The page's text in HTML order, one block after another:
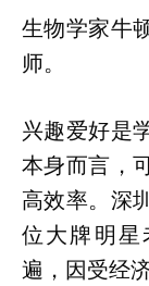
生物学家牛
师。
兴趣爱好是
本身而言，
高效率。深
位大牌明
遍，因受经